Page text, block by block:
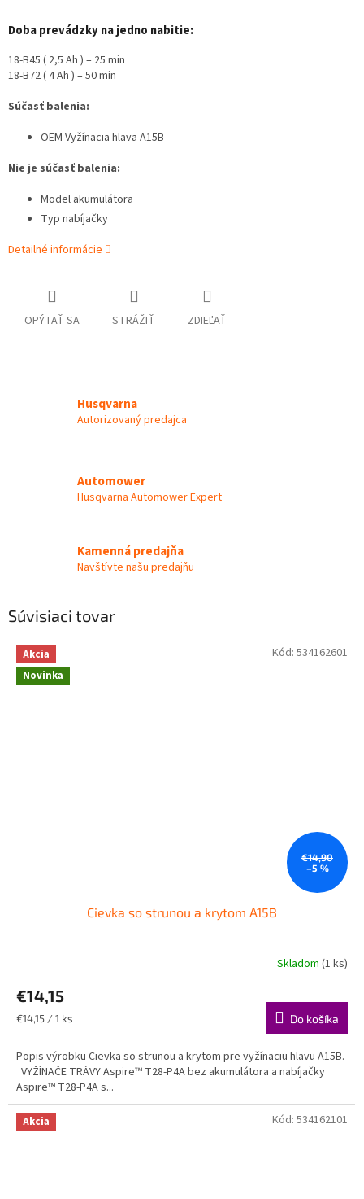
Doba prevádzky na jedno nabitie:
18-B45 ( 2,5 Ah ) – 25 min
18-B72 ( 4 Ah ) – 50 min
Súčasť balenia:
OEM Vyžínacia hlava A15B
Nie je súčasť balenia:
Model akumulátora
Typ nabíjačky
Detailné informácie
OPÝTAŤ SA STRÁŽIŤ ZDIEĽAŤ
Husqvarna
Autorizovaný predajca
Automower
Husqvarna Automower Expert
Kamenná predajňa
Navštívte našu predajňu
Súvisiaci tovar
Akcia
Novinka
€14,90
–5 %
Cievka so strunou a krytom A15B
Skladom (1 ks)
€14,15
Jednotková
€14,15 / 1 ks Do košíka
Popis výrobku Cievka so strunou a krytom pre vyžínaciu hlavu A15B.
VYŽÍNAČE TRÁVY Aspire™ T28-P4A bez akumulátora a nabíjačky
Aspire™ T28-P4A s...
Kód: 534162601
Akcia Kód: 534162101